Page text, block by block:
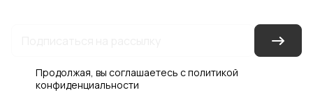
Продолжая, вы соглашаетесь сполитикой
конфиденциальности